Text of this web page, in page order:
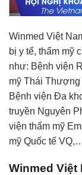
Winmed Việt
bị y tế, thẩm mỹ
như: Bệnh viện
mỹ Thái
Bệnh viện Đa
truyền Nguyên
viện thẩm mỹ
mỹ Quốc tế
Winmed